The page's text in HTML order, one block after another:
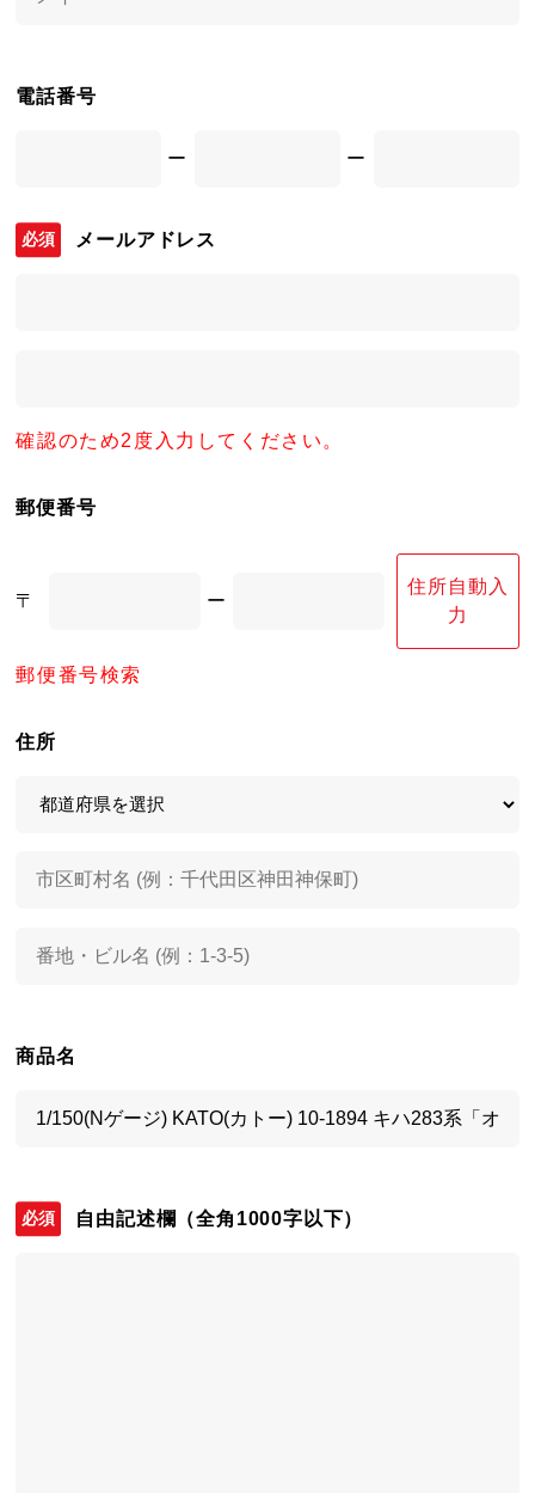
電話番号
ー ー
メールアドレス
確認のため2度入力してください。
郵便番号
〒 ー
住所自動入
力
郵便番号検索
住所
商品名
自由記述欄 （全角1000字以下）